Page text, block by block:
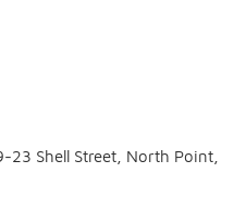
23 Shell Street, North Point,